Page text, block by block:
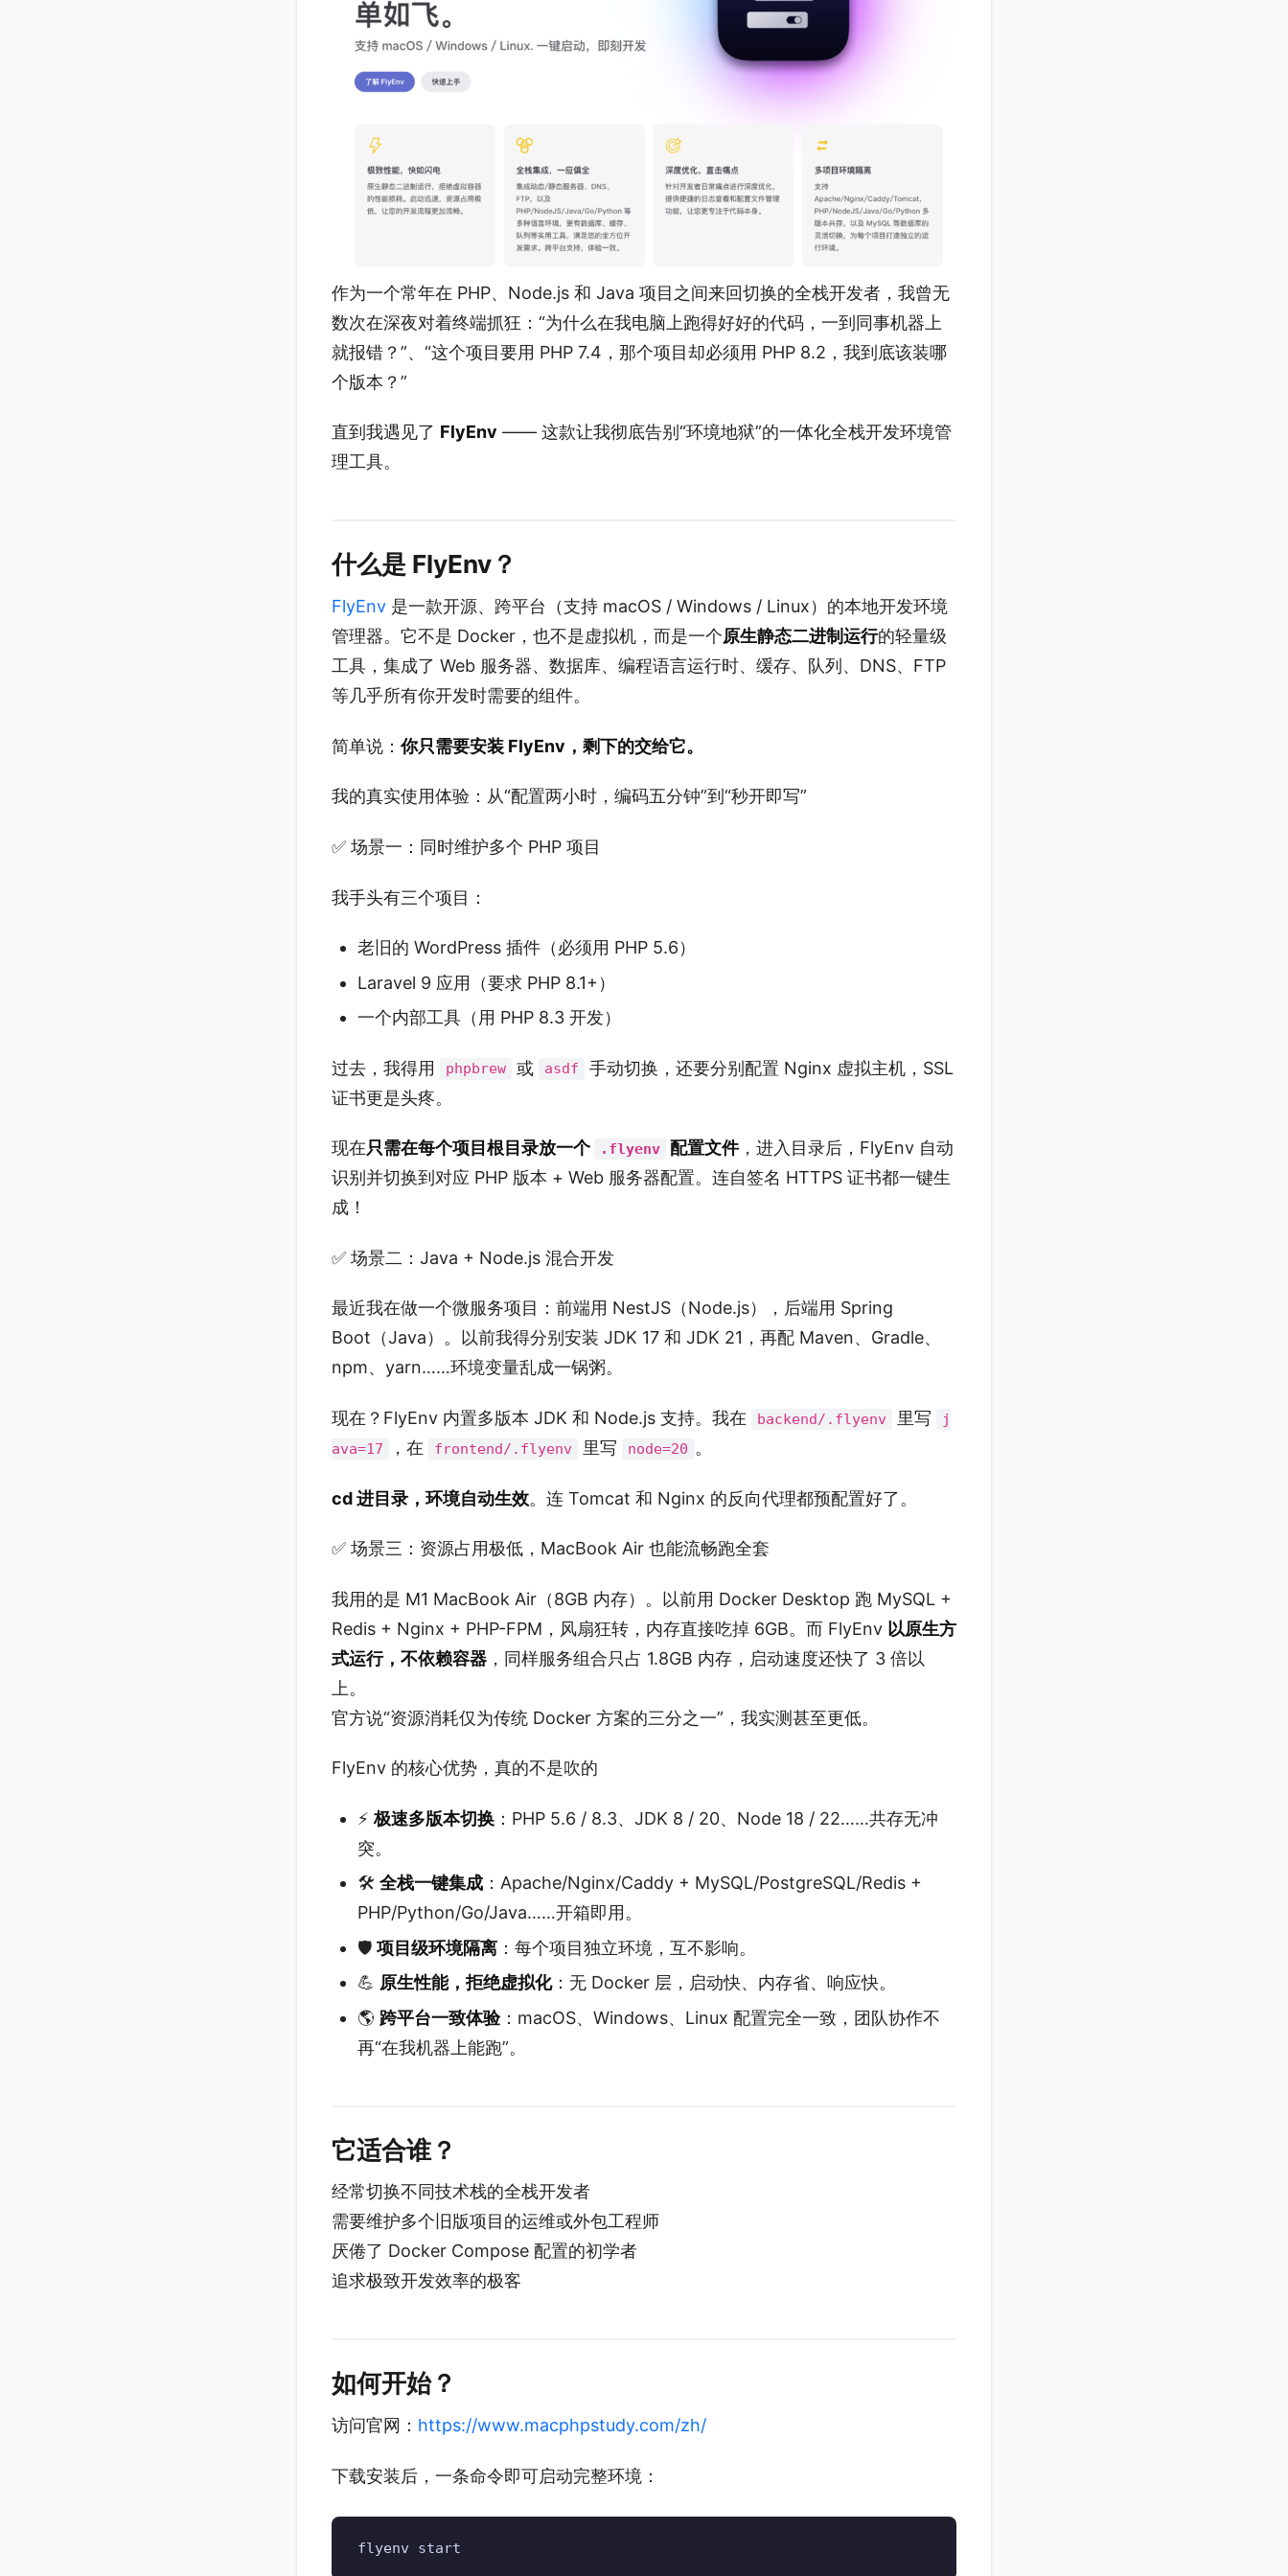
作为一个常年在 PHP、Node.js 和 Java 项目之间来回切换的全栈开发者，我曾无
数次在深夜对着终端抓狂：“为什么在我电脑上跑得好好的代码，一到同事机器上
就报错？”、“这个项目要用 PHP 7.4，那个项目却必须用 PHP 8.2，我到底该装哪
个版本？”
直到我遇见了 FlyEnv —— 这款让我彻底告别“环境地狱”的一体化全栈开发环境管
理工具。
什么是 FlyEnv？
FlyEnv 是一款开源、跨平台（支持 macOS / Windows / Linux）的本地开发环境
管理器。它不是 Docker，也不是虚拟机，而是一个原生静态二进制运行的轻量级
工具，集成了 Web 服务器、数据库、编程语言运行时、缓存、队列、DNS、FTP
等几乎所有你开发时需要的组件。
简单说：你只需要安装 FlyEnv，剩下的交给它。
我的真实使用体验：从“配置两小时，编码五分钟”到“秒开即写”
✅ 场景一：同时维护多个 PHP 项目
我手头有三个项目：
老旧的 WordPress 插件（必须用 PHP 5.6）
Laravel 9 应用（要求 PHP 8.1+）
一个内部工具（用 PHP 8.3 开发）
过去，我得用 phpbrew 或 asdf
手动切换，还要分别配置 Nginx 虚拟主机，SSL
证书更是头疼。
现在只需在每个项目根目录放一个 .flyenv 配置文件，进入目录后，FlyEnv 自动
识别并切换到对应 PHP 版本 + Web 服务器配置。连自签名 HTTPS 证书都一键生
成！
✅ 场景二：Java + Node.js 混合开发
最近我在做一个微服务项目：前端用 NestJS（Node.js），后端用 Spring
Boot（Java）。以前我得分别安装 JDK 17 和 JDK 21，再配 Maven、Gradle、
npm、yarn……环境变量乱成一锅粥。
现在？FlyEnv 内置多版本 JDK 和 Node.js 支持。我在 backend/.flyenv 里写
j
ava=17
，在 frontend/.flyenv 里写 node=20 。
cd 进目录，环境自动生效。连 Tomcat 和 Nginx 的反向代理都预配置好了。
✅ 场景三：资源占用极低，MacBook Air 也能流畅跑全套
我用的是 M1 MacBook Air（8GB 内存）。以前用 Docker Desktop 跑 MySQL +
Redis + Nginx + PHP-FPM，风扇狂转，内存直接吃掉 6GB。而 FlyEnv 以原生方
式运行，不依赖容器 ，同样服务组合只占 1.8GB 内存，启动速度还快了 3 倍以
上。
官方说“资源消耗仅为传统 Docker 方案的三分之一”，我实测甚至更低。
FlyEnv 的核心优势，真的不是吹的
⚡️极速多版本切换 ：PHP 5.6 / 8.3、JDK 8 / 20、Node 18 / 22……共存无冲
突。
🛠️ 全栈一键集成 ：Apache/Nginx/Caddy + MySQL/PostgreSQL/Redis +
PHP/Python/Go/Java……开箱即用。
🛡️ 项目级环境隔离 ：每个项目独立环境，互不影响。
💪 原生性能，拒绝虚拟化：无 Docker 层，启动快、内存省、响应快。
🌎 跨平台一致体验：macOS、Windows、Linux 配置完全一致，团队协作不
再“在我机器上能跑”。
它适合谁？
经常切换不同技术栈的全栈开发者
需要维护多个旧版项目的运维或外包工程师
厌倦了 Docker Compose 配置的初学者
追求极致开发效率的极客
如何开始？
访问官网： https://www.macphpstudy.com/zh/
下载安装后，一条命令即可启动完整环境：
flyenv start